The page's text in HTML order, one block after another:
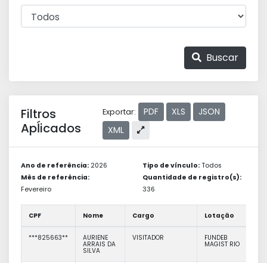
Buscar
Filtros
Apĺicados
Exportar: PDF XLS
JSON
XML
Ano de referência: 2026
Mês de referência:
Fevereiro
Tipo de vínculo: Todos
Quantidade de registro(s):
336
CPF Nome Cargo Lotação
***825663** AURIENE
ARRAIS DA
SILVA
VISITADOR FUNDEB
MAGIST RIO